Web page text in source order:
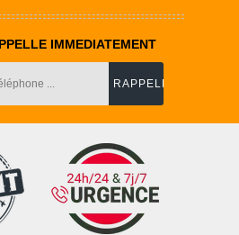
IMMEDIATEMENT